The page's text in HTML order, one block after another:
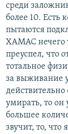
среди
более 10. Есть
пытаются
ХАМАС нечего
преуспел, что
тотальное
за выживание
умирать, то он
большее
звучит, то, что